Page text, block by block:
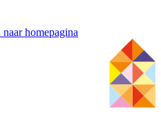
homepagina